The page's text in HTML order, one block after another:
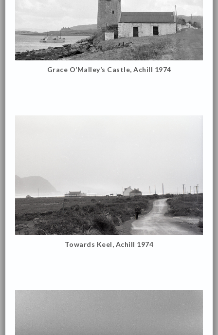
Grace O’Malley’s Castle, Achill 1974
Towards Keel, Achill 1974